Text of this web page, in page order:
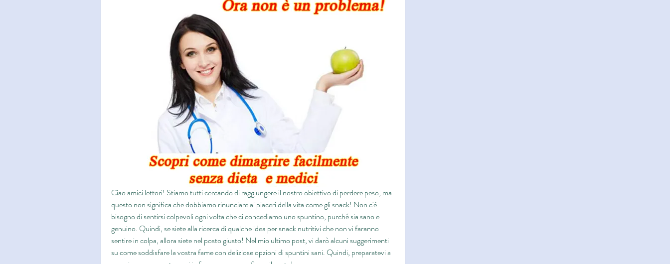
Ciao amici lettori! Stiamo tutti cercando di raggiungere il nostro obiettivo di perdere peso, ma
questo non significa che dobbiamo rinunciare ai piaceri della vita come gli snack! Non c'è
bisogno di sentirsi colpevoli ogni volta che ci concediamo uno spuntino, purché sia sano e
genuino. Quindi, se siete alla ricerca di qualche idea per snack nutritivi che non vi faranno
sentire in colpa, allora siete nel posto giusto! Nel mio ultimo post, vi darò alcuni suggerimenti
su come soddisfare la vostra fame con deliziose opzioni di spuntini sani. Quindi, preparatevi a